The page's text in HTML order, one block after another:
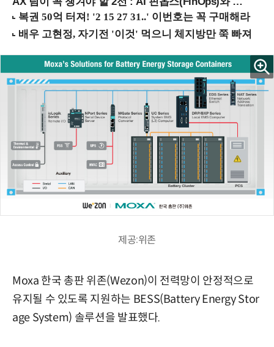
제공:위존
Moxa 한국 총판 위존(Wezon)이 전력망이 안정적으로
유지될 수 있도록 지원하는 BESS(Battery Energy Stor
age System) 솔루션을 발표했다.